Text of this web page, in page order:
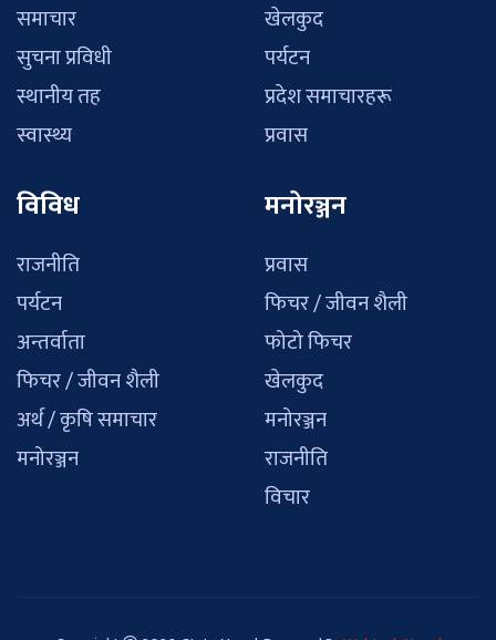
समाचार
सुचना प्रविधी
स्थानीय तह
स्वास्थ्य
खेलकुद
पर्यटन
प्रदेश समाचारहरू
प्रवास
विविध
राजनीति
पर्यटन
अन्तर्वाता
फिचर / जीवन शैली
अर्थ / कृषि समाचार
मनोरञ्जन
मनोरञ्जन
प्रवास
फिचर / जीवन शैली
फोटो फिचर
खेलकुद
मनोरञ्जन
राजनीति
विचार